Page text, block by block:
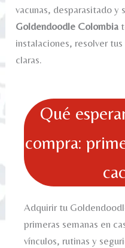
vacunas, desparasitado y
Goldendoodle Colombia
instalaciones, resolver
claras.
Qué
compra:
Adquirir tu
primeras semanas en
vínculos, rutinas y